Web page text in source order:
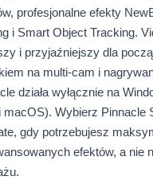
profesjonalne efekty
i Smart Object Tracking.
i przyjaźniejszy dla
na multi-cam i
działa wyłącznie na
macOS). Wybierz Pinnacle
gdy potrzebujesz
efektów, a nie